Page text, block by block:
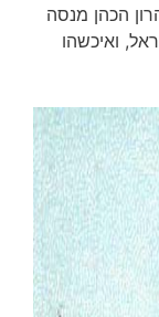
הכהן מנסה
ואיכשהו